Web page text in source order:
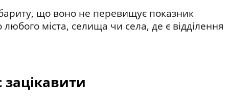
що воно не перевищує показник
міста, селища чи села, де є відділення